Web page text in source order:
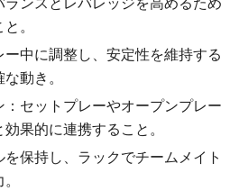
。
中に調整し、安定性を維持する
動き。
：セットプレーやオープンプレー
果的に連携すること。
保持し、ラックでチームメイト